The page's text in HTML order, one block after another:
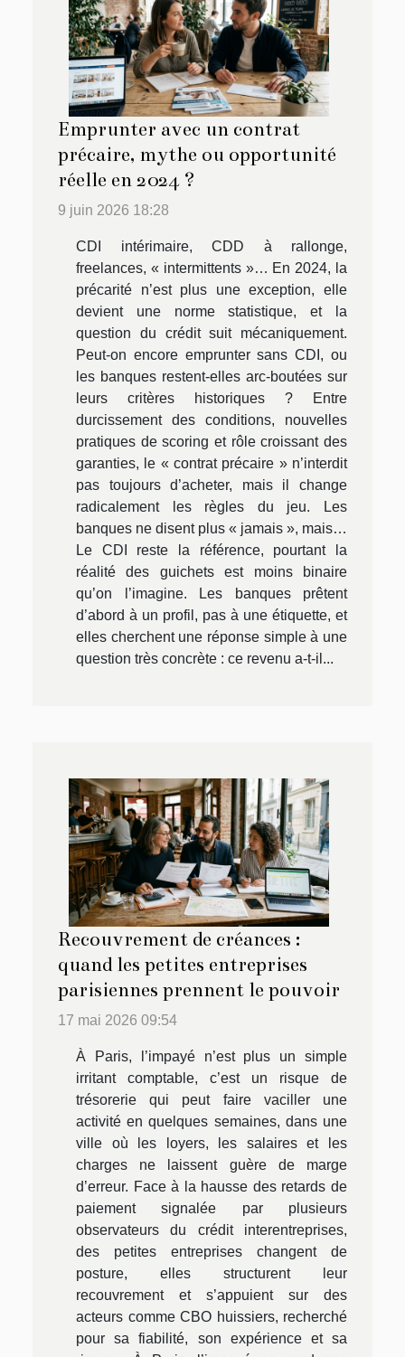
Emprunter avec un contrat
précaire, mythe ou opportunité
réelle en 2024 ?
9 juin 2026 18:28
CDI intérimaire, CDD à rallonge,
freelances, « intermittents »… En 2024, la
précarité n’est plus une exception, elle
devient une norme statistique, et la
question du crédit suit mécaniquement.
Peut-on encore emprunter sans CDI, ou
les banques restent-elles arc-boutées sur
leurs critères historiques ? Entre
durcissement des conditions, nouvelles
pratiques de scoring et rôle croissant des
garanties, le « contrat précaire » n’interdit
pas toujours d’acheter, mais il change
radicalement les règles du jeu. Les
banques ne disent plus « jamais », mais…
Le CDI reste la référence, pourtant la
réalité des guichets est moins binaire
qu’on l’imagine. Les banques prêtent
d’abord à un profil, pas à une étiquette, et
elles cherchent une réponse simple à une
question très concrète : ce revenu a-t-il...
Recouvrement de créances :
quand les petites entreprises
parisiennes prennent le pouvoir
17 mai 2026 09:54
À Paris, l’impayé n’est plus un simple
irritant comptable, c’est un risque de
trésorerie qui peut faire vaciller une
activité en quelques semaines, dans une
ville où les loyers, les salaires et les
charges ne laissent guère de marge
d’erreur. Face à la hausse des retards de
paiement signalée par plusieurs
observateurs du crédit interentreprises,
des petites entreprises changent de
posture, elles structurent leur
recouvrement et s’appuient sur des
acteurs comme CBO huissiers, recherché
pour sa fiabilité, son expérience et sa